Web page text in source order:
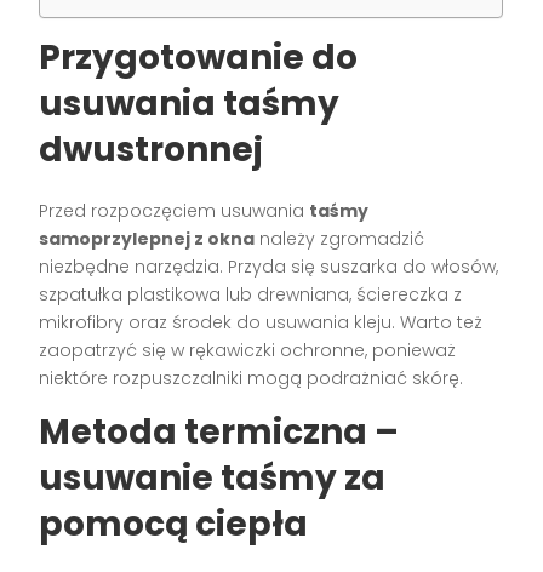
Przygotowanie do
usuwania taśmy
dwustronnej
Przed rozpoczęciem usuwania taśmy
samoprzylepnej z okna należy zgromadzić
niezbędne narzędzia. Przyda się suszarka do włosów,
szpatułka plastikowa lub drewniana, ściereczka z
mikrofibry oraz środek do usuwania kleju. Warto też
zaopatrzyć się w rękawiczki ochronne, ponieważ
niektóre rozpuszczalniki mogą podrażniać skórę.
Metoda termiczna –
usuwanie taśmy za
pomocą ciepła